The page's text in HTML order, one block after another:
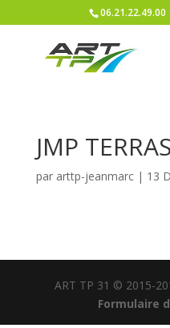
06.21.22.49.00
JMP
par arttp-jeanmarc| 13
ART TP 31 © 2015-
Formulaire